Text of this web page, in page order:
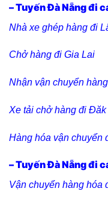
– Tuyến Đà Nẵng đi
Nhà xe ghép hàng đi
Chở hàng đi Gia Lai
Nhận vận chuyển
Xe tải chở hàng đi Đăk
Hàng hóa vận chuyển
– Tuyến Đà Nẵng đi
Vận chuyển hàng hóa